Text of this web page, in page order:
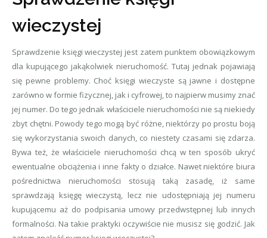
wieczystej
Sprawdzenie księgi wieczystej jest zatem punktem obowiązkowym
dla kupującego jakąkolwiek nieruchomość. Tutaj jednak pojawiają
się pewne problemy. Choć księgi wieczyste są jawne i dostępne
zarówno w formie fizycznej, jak i cyfrowej, to najpierw musimy znać
jej numer. Do tego jednak właściciele nieruchomości nie są niekiedy
zbyt chętni. Powody tego mogą być różne, niektórzy po prostu boją
się wykorzystania swoich danych, co niestety czasami się zdarza.
Bywa też, że właściciele nieruchomości chcą w ten sposób ukryć
ewentualne obciążenia i inne fakty o działce. Nawet niektóre biura
pośrednictwa nieruchomości stosują taką zasadę, iż same
sprawdzają księgę wieczystą, lecz nie udostępniają jej numeru
kupującemu aż do podpisania umowy przedwstępnej lub innych
formalności. Na takie praktyki oczywiście nie musisz się godzić. Jak